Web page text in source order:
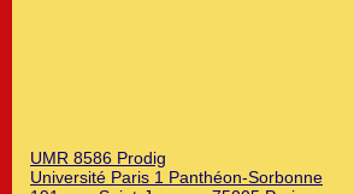
UMR 8586 Prodig
Université Paris 1 Panthéon-Sorbonne